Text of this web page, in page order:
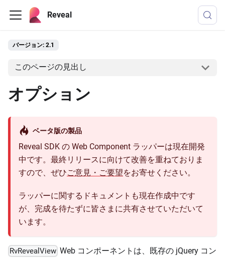
Reveal
バージョン: 2.1
このページの見出し
オプション
ベータ版の製品
Reveal SDK の Web Component ラッパーは現在開発
中です。最終リリースに向けて改善を重ねておりま
すので、ぜひご意見・ご要望をお寄せください。
ラッパーに関するドキュメントも現在作成中です
が、完成を待たずに皆さまに共有させていただいて
います。
RvRevealView Web コンポーネントは、既存の jQuery コン